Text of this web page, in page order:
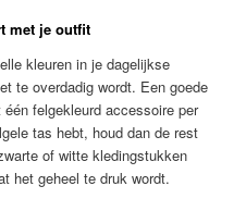
met je outfit
kleuren in je dagelijkse
te overdadig wordt. Een goede
felgekleurd accessoire per
tas hebt, houd dan de rest
of witte kledingstukken
het geheel te druk wordt.